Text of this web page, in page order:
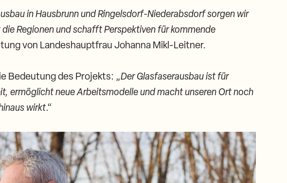
in Hausbrunn und Ringelsdorf-Niederabsdorf sorgen wir
Regionen und schafft Perspektiven für kommende
von Landeshauptfrau Johanna Mikl-Leitner.
Bedeutung des Projekts: „Der Glasfaserausbau ist für
ermöglicht neue Arbeitsmodelle und macht unseren Ort noch
wirkt.“